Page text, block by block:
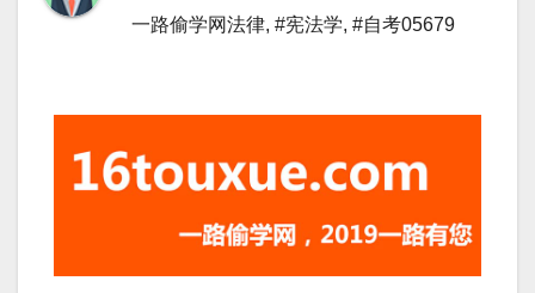
一路偷学网法律, #宪法学, #自考05679